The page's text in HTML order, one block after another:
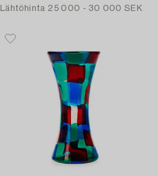
Lähtöhinta 25 000 - 30 000 SEK